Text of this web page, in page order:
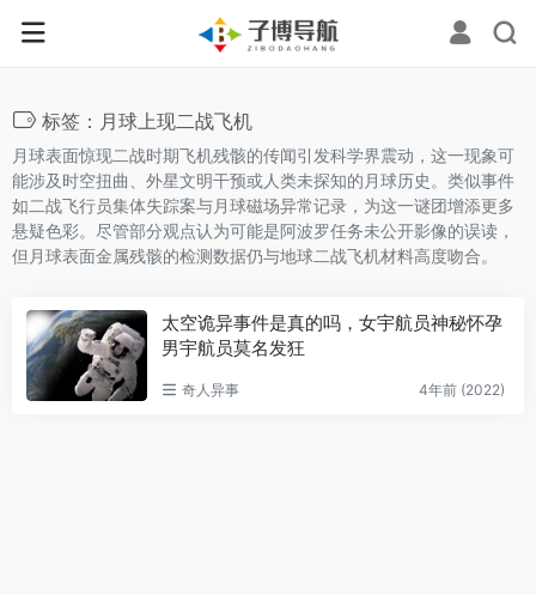
标签：月球上现二战飞机
月球表面惊现二战时期飞机残骸的传闻引发科学界震动，这一现象可
能涉及时空扭曲、外星文明干预或人类未探知的月球历史。类似事件
如二战飞行员集体失踪案与月球磁场异常记录，为这一谜团增添更多
悬疑色彩。尽管部分观点认为可能是阿波罗任务未公开影像的误读，
但月球表面金属残骸的检测数据仍与地球二战飞机材料高度吻合。
太空诡异事件是真的吗，女宇航员神秘怀孕
男宇航员莫名发狂
奇人异事 4年前 (2022)